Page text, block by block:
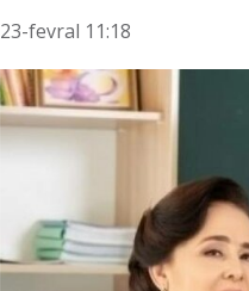
23-fevral 11:18